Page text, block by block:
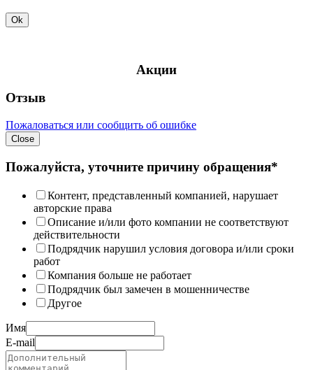
Ok
Акции
Отзыв
Пожаловаться или сообщить об ошибке
Close
Пожалуйста, уточните причину обращения*
Контент, представленный компанией, нарушает
авторские права
Описание и/или фото компании не соответствуют
действительности
Подрядчик нарушил условия договора и/или сроки
работ
Компания больше не работает
Подрядчик был замечен в мошенничестве
Другое
Имя
E-mail